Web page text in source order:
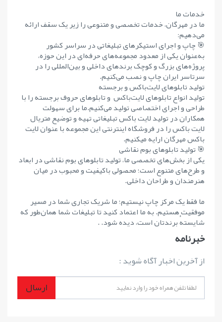
خدمات ما
ما در مهرگان، خدمات تخصصی و متنوعی را زیر یک سقف ارائه
می‌دهیم:
🎯 چاپ و اجرای استیکرهای تبلیغاتی در سراسر کشور
به‌عنوان یکی از معدود مجموعه‌های حرفه‌ای در این حوزه،
پروژه‌های بزرگ و کوچک برندهای داخلی و بین‌المللی را در
سرتاسر ایران چاپ و نصب می‌کنیم.
تولید تابلوهای لایت‌باکس و برجسته
تولید انواع تابلوهای لایت‌باکس و تابلوهای حروف برجسته را با
طراحی و اجرای اختصاصی تولید می‌کنیم.ما برای سهولت
همکاران در تولید لایت باکس تبلیغاتی تهیه و توضیع متریال
لایت باکس را در فروشگاه اینترنتی این مجموعه با عنوان لایت
باکس مهرگان ارایه میکنیم.
🎯 تولید تابلوهای بوم نقاشی
یکی از بخش‌های تخصصی ما، تولید تابلوهای بوم نقاشی در ابعاد
و طرح‌های متنوع است؛ محصولی باکیفیت و محبوب در میان
هنرمندان و طراحان داخلی.
ما فقط یک مرکز چاپ نیستیم؛ ما شریک تجاری شما در مسیر
موفقیت هستیم. به ما اعتماد کنید تا تبلیغات شما همان‌طور که
شایستهٔ برندتان است، دیده شود. .
خبرنامه
از آخرین اخبار آگاه شوید :
ارسال